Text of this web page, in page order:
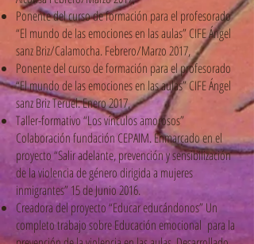
Ponente del curso de formación para el profesorado
“El mundo de las emociones en las aulas” CIFE Ángel
sanz Briz/Calamocha. Febrero/Marzo 2017,
Ponente del curso de formación para el profesorado
“El mundo de las emociones en las aulas” CIFE Ángel
sanz Briz Teruel. Enero 2017,
Taller-formativo “Los vínculos amorosos”
Colaboración fundación CEPAIM. Enmarcado en el
proyecto “Salir adelante, prevención y sensibilización
de la violencia de género dirigida a mujeres
inmigrantes” 15 de Junio 2016.
Creadora del proyecto “Educar educándonos” Un
completo trabajo sobre Educación emocional para la